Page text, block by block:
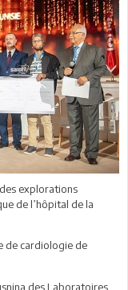
explorations
de l’hôpital de la
de cardiologie de
des Laboratoires